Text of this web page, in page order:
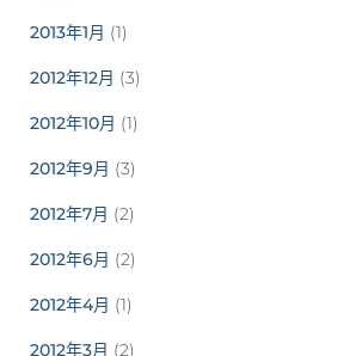
2013年1月 (1)
2012年12月 (3)
2012年10月 (1)
2012年9月 (3)
2012年7月 (2)
2012年6月 (2)
2012年4月 (1)
2012年3月 (2)